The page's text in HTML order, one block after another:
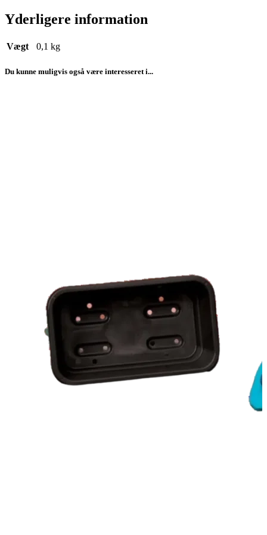
Yderligere information
Vægt 0,1 kg
Du kunne muligvis også være interesseret i...